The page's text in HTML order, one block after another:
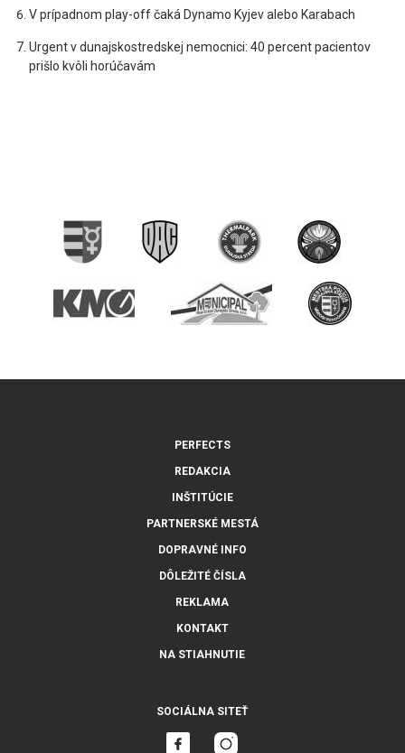
V prípadnom play-off čaká Dynamo Kyjev alebo Karabach
Urgent v dunajskostredskej nemocnici: 40 percent pacientov
prišlo kvôli horúčavám
PERFECTS
REDAKCIA
INŠTITÚCIE
PARTNERSKÉ MESTÁ
DOPRAVNÉ INFO
DÔLEŽITÉ ČÍSLA
REKLAMA
KONTAKT
NA STIAHNUTIE
SOCIÁLNA SITEŤ